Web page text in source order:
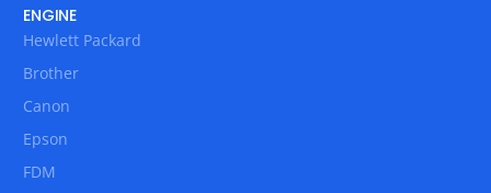
ENGINE
Hewlett Packard
Brother
Canon
Epson
FDM